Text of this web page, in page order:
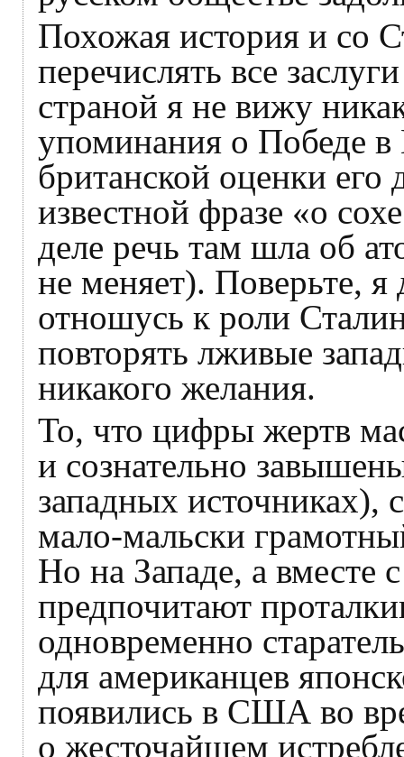
Похожая история и со
перечислять все
страной я не вижу
упоминания о Победе в
британской оценки его
известной фразе «о
деле речь там шла об
не меняет). Поверьте, я
отношусь к роли
повторять лживые
никакого желания.
То, что цифры жертв
и сознательно
западных источниках),
мало-мальски
Но на Западе, а вместе
предпочитают
одновременно
для американцев
появились в США во
о жесточайшем